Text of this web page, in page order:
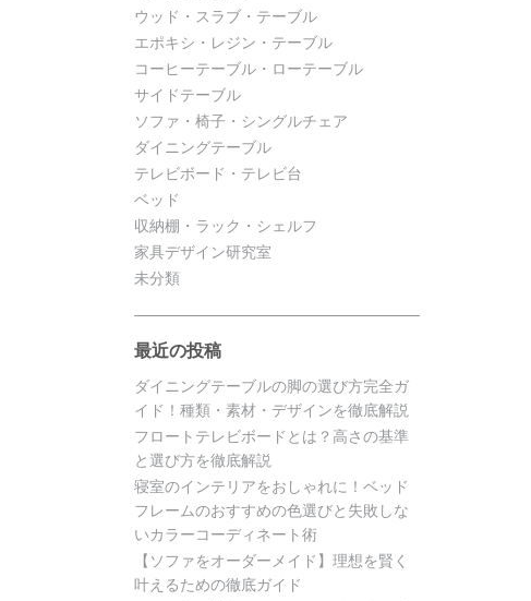
ウッド・スラブ・テーブル
エポキシ・レジン・テーブル
コーヒーテーブル・ローテーブル
サイドテーブル
ソファ・椅子・シングルチェア
ダイニングテーブル
テレビボード・テレビ台
ベッド
収納棚・ラック・シェルフ
家具デザイン研究室
未分類
最近の投稿
ダイニングテーブルの脚の選び方完全ガ
イド！種類・素材・デザインを徹底解説
フロートテレビボードとは？高さの基準
と選び方を徹底解説
寝室のインテリアをおしゃれに！ベッド
フレームのおすすめの色選びと失敗しな
いカラーコーディネート術
【ソファをオーダーメイド】理想を賢く
叶えるための徹底ガイド